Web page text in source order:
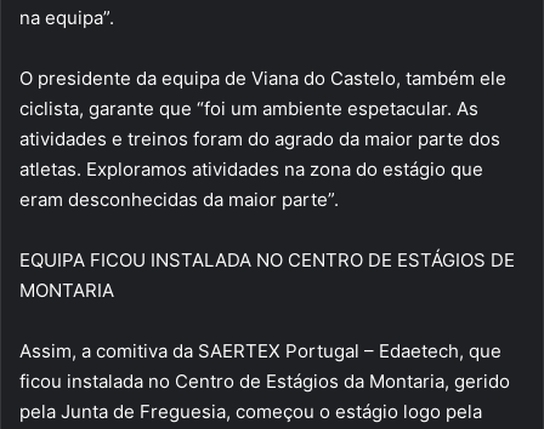
na equipa”.
O presidente da equipa de Viana do Castelo, também ele
ciclista, garante que “foi um ambiente espetacular. As
atividades e treinos foram do agrado da maior parte dos
atletas. Exploramos atividades na zona do estágio que
eram desconhecidas da maior parte”.
EQUIPA FICOU INSTALADA NO CENTRO DE ESTÁGIOS DE
MONTARIA
Assim, a comitiva da SAERTEX Portugal – Edaetech, que
ficou instalada no Centro de Estágios da Montaria, gerido
pela Junta de Freguesia, começou o estágio logo pela